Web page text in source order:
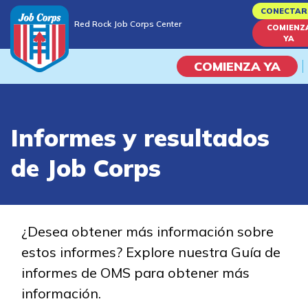
to
content
Red Rock Job Corps Center
YA
COMIENZA YA
Vida En El Campus
Habilidades académicas
Estudiar
Programas de
Informes y resultados
de Job Corps
¿Desea obtener más información sobre
estos informes? Explore nuestra Guía de
informes de OMS para obtener más
información.